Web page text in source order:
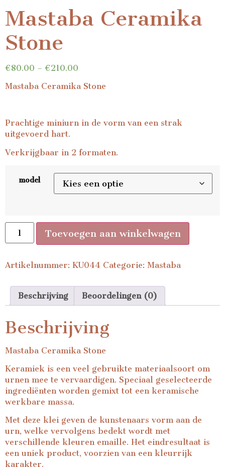
Mastaba Ceramika
Stone
€80.00 – €210.00
Mastaba Ceramika Stone
Prachtige miniurn in de vorm van een strak
uitgevoerd hart.
Verkrijgbaar in 2 formaten.
model
Toevoegen aan winkelwagen
Artikelnummer: KU044 Categorie: Mastaba
Beschrijving Beoordelingen (0)
Beschrijving
Mastaba Ceramika Stone
Keramiek is een veel gebruikte materiaalsoort om
urnen mee te vervaardigen. Speciaal geselecteerde
ingrediënten worden gemixt tot een keramische
werkbare massa.
Met deze klei geven de kunstenaars vorm aan de
urn, welke vervolgens bedekt wordt met
verschillende kleuren emaille. Het eindresultaat is
een uniek product, voorzien van een kleurrijk
karakter.